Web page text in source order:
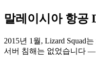
말레이시아 항공
2015년 1월, Lizard Squad
서버 침해는 없었습니다 —